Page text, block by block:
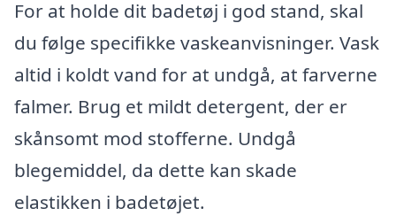
For at holde dit badetøj i god stand, skal
du følge specifikke vaskeanvisninger. Vask
altid i koldt vand for at undgå, at farverne
falmer. Brug et mildt detergent, der er
skånsomt mod stofferne. Undgå
blegemiddel, da dette kan skade
elastikken i badetøjet.